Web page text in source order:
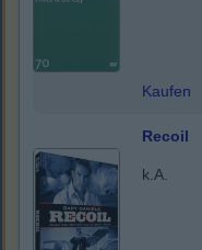
Kaufen
Recoil
k.A.